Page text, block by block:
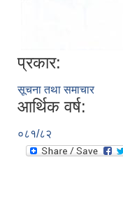
प्रकार:
सूचना तथा समाचार
आर्थिक वर्ष:
०८१/८२